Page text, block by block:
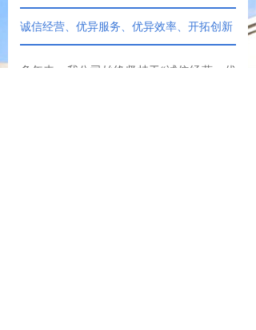
多年来，我公司始终坚持于“诚信经营、优
诚信经营、优异服务、优异效率、开拓创新